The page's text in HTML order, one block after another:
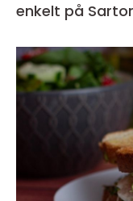
enkelt på Sartor